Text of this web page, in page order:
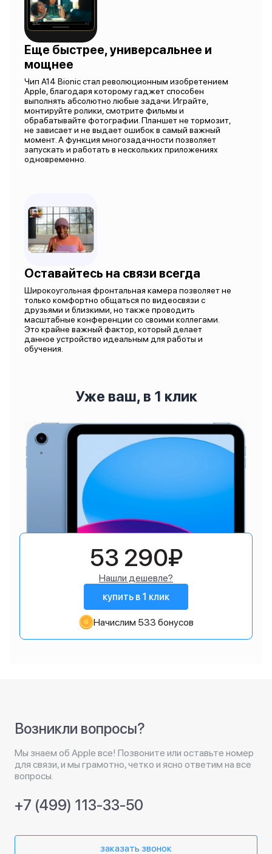
Еще быстрее, универсальнее и
мощнее
Чип А14 Bionic стал революционным изобретением
Apple, благодаря которому гаджет способен
выполнять абсолютно любые задачи. Играйте,
монтируйте ролики, смотрите фильмы и
обрабатывайте фотографии. Планшет не тормозит,
не зависает и не выдает ошибок в самый важный
момент. А функция многозадачности позволяет
запускать и работать в нескольких приложениях
одновременно.
Оставайтесь на связи всегда
Широкоугольная фронтальная камера позволяет не
только комфортно общаться по видеосвязи с
друзьями и близкими, но также проводить
масштабные конференции со своими коллегами.
Это крайне важный фактор, который делает
данное устройство идеальным для работы и
обучения.
Уже ваш, в 1 клик
53 290₽
Нашли дешевле?
купить в 1 клик
Начислим 533 бонусов
Возникли вопросы?
Мы знаем об Apple все! Позвоните или оставьте номер
для связи, и мы грамотно, четко и ясно ответим на все
вопросы.
+7 (499) 113-33-50
заказать звонок